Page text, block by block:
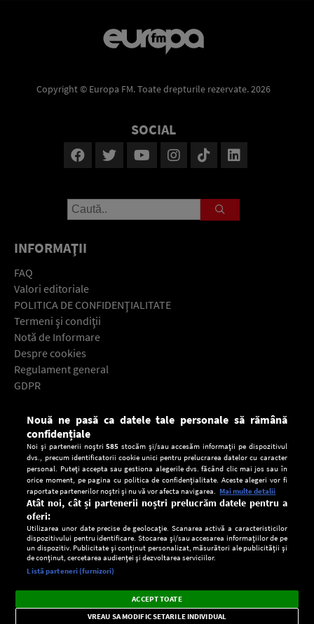
CONFIDENŢIALITATE
Copyright © Europa FM. Toate drepturile rezervate. 2026
SOCIAL
INFORMAŢII
FAQ
Valori editoriale
POLITICA DE CONFIDENŢIALITATE
Termeni şi condiţii
Notă de Informare
Despre cookies
Regulament general
GDPR
Descarcă gratuit aplicaţia Europa FM pentru smartphone:
Setări:
Dark
Mode
Radio live, podcasturi, știri și alerte
importante.
×
Nouă ne pasă ca datele tale personale să rămână
confidențiale
Noi și partenerii noștri585 stocăm și/sau accesăm informații pe dispozitivul
dvs., precum identificatorii cookie unici pentru prelucrarea datelor cu caracter
personal. Puteți accepta sau gestiona alegerile dvs. făcând clic mai jos sau în
orice moment, pe pagina cu politica de confidențialitate. Aceste alegeri vor fi
raportate partenerilor noștri și nu vă vor afecta navigarea. Mai multe detalii
Atât noi, cât și partenerii noștri prelucrăm datele pentru a
oferi:
Utilizarea unor date precise de geolocație. Scanarea activă a caracteristicilor
dispozitivului pentru identificare. Stocarea și/sau accesarea informațiilor de pe
un dispozitiv. Publicitate și conținut personalizat, măsurători ale publicității și
de conținut, cercetarea audienței și dezvoltarea serviciilor.
Listă parteneri (furnizori)
ACCEPT TOATE
VREAU SA MODIFIC SETARILE INDIVIDUAL